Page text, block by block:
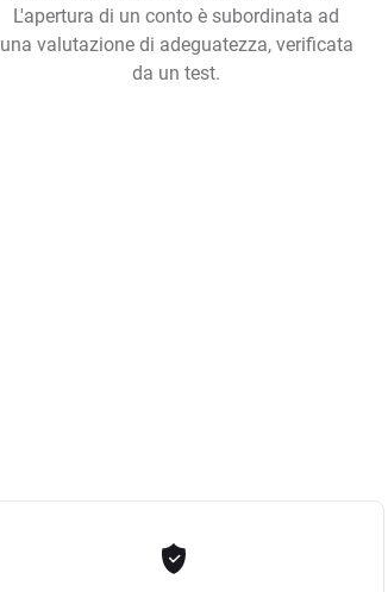
L'apertura di un conto è subordinata ad
una valutazione di adeguatezza, verificata
da un test.